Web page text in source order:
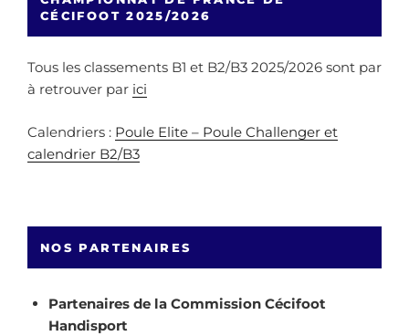
CÉCIFOOT 2025/2026
Tous les classements B1 et B2/B3 2025/2026 sont par
à retrouver par ici
Calendriers : Poule Elite – Poule Challenger et
calendrier B2/B3
NOS PARTENAIRES
Partenaires de la Commission Cécifoot
Handisport